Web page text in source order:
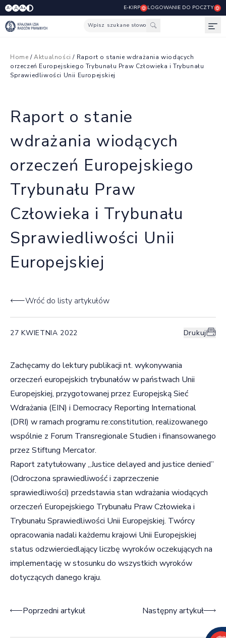
A- A A+ E-KIRP LOGOWANIE DO POCZTY
Wpisz szukane słowo
Home /Aktualności / Raport o stanie wdrażania wiodących
orzeczeń Europejskiego Trybunału Praw Człowieka i Trybunału
Sprawiedliwości Unii Europejskiej
Raport o stanie
wdrażania wiodących
orzeczeń Europejskiego
Trybunału Praw
Człowieka i Trybunału
Sprawiedliwości Unii
Europejskiej
Wróć do listy artykułów
27 KWIETNIA 2022 Drukuj
Zachęcamy do lektury publikacji nt. wykonywania
orzeczeń europejskich trybunałów w państwach Unii
Europejskiej, przygotowanej przez Europejską Sieć
Wdrażania (EIN) i Democracy Reporting International
(DRI) w ramach programu re:constitution, realizowanego
wspólnie z Forum Transregionale Studien i finansowanego
przez Stiftung Mercator.
Raport zatytułowany „Justice delayed and justice denied”
(Odroczona sprawiedliwość i zaprzeczenie
sprawiedliwości) przedstawia stan wdrażania wiodących
orzeczeń Europejskiego Trybunału Praw Człowieka i
Trybunału Sprawiedliwości Unii Europejskiej. Twórcy
opracowania nadali każdemu krajowi Unii Europejskiej
status odzwierciedlający liczbę wyroków oczekujących na
implementację w stosunku do wszystkich wyroków
dotyczących danego kraju.
Nawigacja wpisu
Poprzedni artykuł Następny artykuł